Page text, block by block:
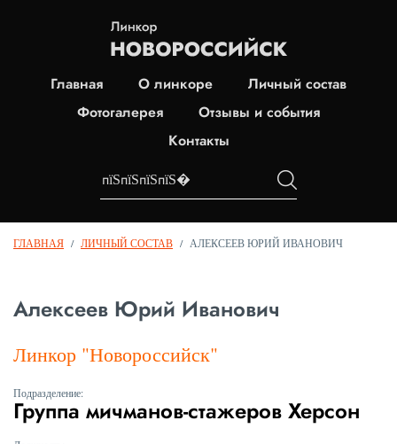
Главная О линкоре
Личный состав
Фотогалерея
Отзывы и события
Контакты
ГЛАВНАЯ / ЛИЧНЫЙ СОСТАВ / АЛЕКСЕЕВ ЮРИЙ ИВАНОВИЧ
Алексеев Юрий Иванович
Линкор "Новороссийск"
Подразделение:
Группа мичманов-стажеров Херсон